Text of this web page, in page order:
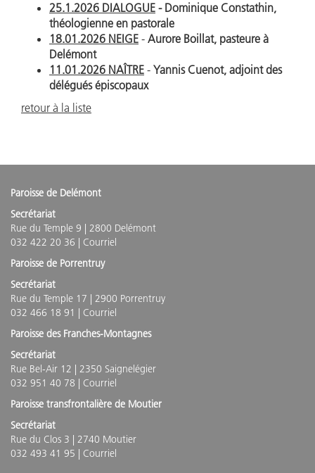
25.1.2026 DIALOGUE - Dominique Constathin,
théologienne en pastorale
18.01.2026 NEIGE - Aurore Boillat, pasteure à
Delémont
11.01.2026 NAÎTRE - Yannis Cuenot, adjoint des
délégués épiscopaux
retour à la liste
Paroisse de Delémont
Secrétariat
Rue du Temple 9 | 2800 Delémont
032 422 20 36 | Courriel
Paroisse de Porrentruy
Secrétariat
Rue du Temple 17 | 2900 Porrentruy
032 466 18 91 | Courriel
Paroisse des Franches-Montagnes
Secrétariat
Rue Bel-Air 12 | 2350 Saignelégier
032 951 40 78 | Courriel
Paroisse transfrontalière de Moutier
Secrétariat
Rue du Clos 3 | 2740 Moutier
032 493 41 95 | Courriel